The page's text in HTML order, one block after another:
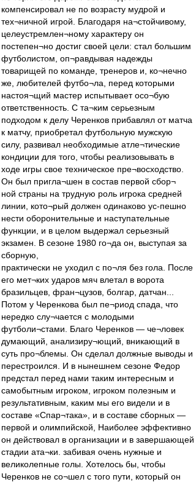
компенсировал не по возрасту мудрой и
тех¬ничной игрой. Благодаря на¬стойчивому,
целеустремлен¬ному характеру он
постепен¬но достиг своей цели: стал большим
футболистом, оп¬равдывая надежды
товарищей по команде, тренеров и, ко¬нечно
же, любителей футбо¬ла, перед которыми
настоя¬щий мастер испытывает осо¬бую
ответственность. С та¬ким серьезным
подходом к делу Черенков прибавлял от матча
к матчу, приобретал футбольную мужскую
силу, развивал необходимые атле¬тические
кондиции для того, чтобы реализовывать в
ходе игры свое техническое пре¬восходство.
Он был пригла¬шен в состав первой сбор¬
ной страны на трудную роль игрока средней
линии, кото¬рый должен одинаково ус-пешно
нести оборонительные и наступательные
функции, и в целом выдержал серьезный
экзамен. В сезоне 1980 го¬да он, выступая за
сборную,
практически не уходил с по¬ля без гола. После
его мет¬ких ударов мяч влетал в ворота
бразильцев, фран¬цузов, болгар, датчан...
Потом у Черенкова был пе¬риод спада, что
нередко слу¬чается с молодыми
футболи¬стами. Благо Черенков — че¬ловек
думающий, анализиру¬ющий, вникающий в
суть про¬блемы. Он сделал должные выводы и
перестроился. И в нынешнем сезоне Федор
предстал перед нами таким интересным и
самобытным игроком, игроком полезным и
результативным, каким мы его видели и в
составе «Спар¬така», и в составе сборных —
первой и олимпийской, Наиболее эффективно
он действовал в организации и в завершающей
стадии ата¬ки. забивая очень нужные и
великолепные голы. Хотелось бы, чтобы
Черенков не со¬шел с того пути, который он